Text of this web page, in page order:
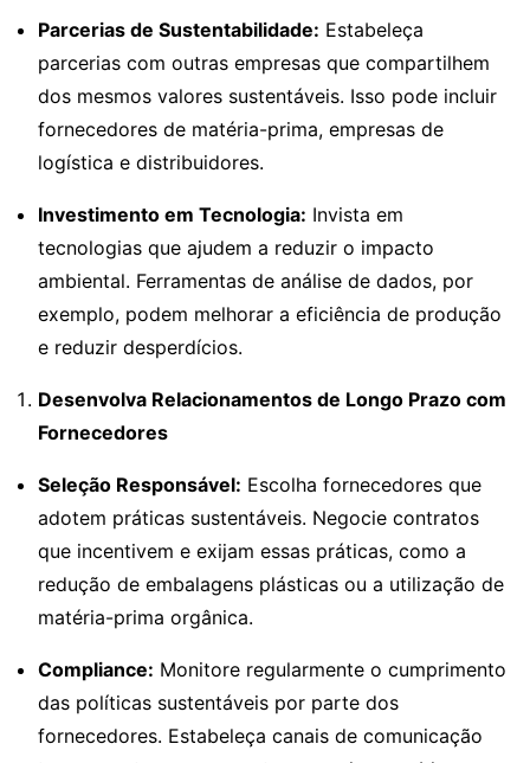
Parcerias de Sustentabilidade: Estabeleça
parcerias com outras empresas que compartilhem
dos mesmos valores sustentáveis. Isso pode incluir
fornecedores de matéria-prima, empresas de
logística e distribuidores.
Investimento em Tecnologia: Invista em
tecnologias que ajudem a reduzir o impacto
ambiental. Ferramentas de análise de dados, por
exemplo, podem melhorar a eficiência de produção
e reduzir desperdícios.
Desenvolva Relacionamentos de Longo Prazo com
Fornecedores
Seleção Responsável: Escolha fornecedores que
adotem práticas sustentáveis. Negocie contratos
que incentivem e exijam essas práticas, como a
redução de embalagens plásticas ou a utilização de
matéria-prima orgânica.
Compliance: Monitore regularmente o cumprimento
das políticas sustentáveis por parte dos
fornecedores. Estabeleça canais de comunicação